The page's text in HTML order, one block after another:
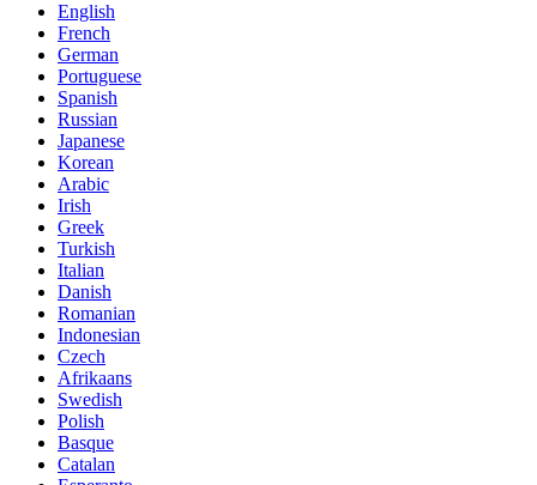
English
French
German
Portuguese
Spanish
Russian
Japanese
Korean
Arabic
Irish
Greek
Turkish
Italian
Danish
Romanian
Indonesian
Czech
Afrikaans
Swedish
Polish
Basque
Catalan